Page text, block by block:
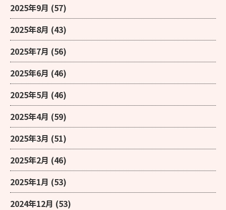
2025年9月 (57)
2025年8月 (43)
2025年7月 (56)
2025年6月 (46)
2025年5月 (46)
2025年4月 (59)
2025年3月 (51)
2025年2月 (46)
2025年1月 (53)
2024年12月 (53)